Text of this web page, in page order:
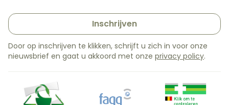
Inschrijven
Door op inschrijven te klikken, schrijft u zich in voor onze
nieuwsbrief en gaat u akkoord met onze privacy policy.